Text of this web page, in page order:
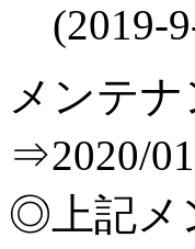
(2019-
メンテ
⇒2020/
◎上記メ